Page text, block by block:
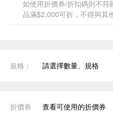
如使用折價券/折扣碼則不符
品滿$2,000可折，不得與其
規格： 請選擇數量、規格
折價券 查看可使用的折價券